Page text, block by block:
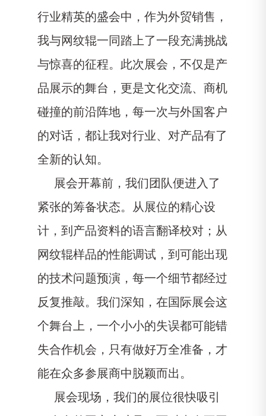
行业精英的盛会中，作为外贸销售，
我与网纹辊一同踏上了一段充满挑战
与惊喜的征程。此次展会，不仅是产
品展示的舞台，更是文化交流、商机
碰撞的前沿阵地，每一次与外国客户
的对话，都让我对行业、对产品有了
全新的认知。
展会开幕前，我们团队便进入了
紧张的筹备状态。从展位的精心设
计，到产品资料的语言翻译校对；从
网纹辊样品的性能调试，到可能出现
的技术问题预演，每一个细节都经过
反复推敲。我们深知，在国际展会这
个舞台上，一个小小的失误都可能错
失合作机会，只有做好万全准备，才
能在众多参展商中脱颖而出。
展会现场，我们的展位很快吸引